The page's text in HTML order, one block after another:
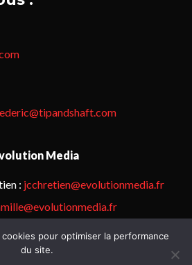
Media
: jcchretien@evolutionmedia.fr
droits réservés.Mentions légales &
pour optimiser la performance
du site.